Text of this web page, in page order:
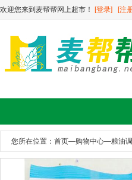
欢迎您来到麦帮帮网上超市！ [登录] [注
您所在位置： 首页—购物中心—粮油